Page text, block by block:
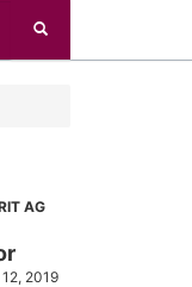
AG
2019